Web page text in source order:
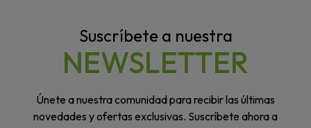
Suscríbete a nuestra
NEWSLETTER
Únete a nuestra comunidad para recibir las últimas
novedades y ofertas exclusivas. Suscríbete ahora a